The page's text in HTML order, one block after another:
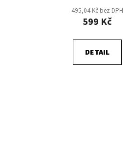
495,04 Kč bez DPH
599 Kč
DETAIL